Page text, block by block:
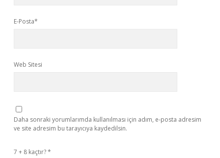
E-Posta*
Web Sitesi
Daha sonraki yorumlarımda kullanılması için adım, e-posta adresim
ve site adresim bu tarayıcıya kaydedilsin.
7 + 8 kaçtır?*